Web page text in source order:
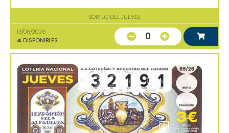
SORTEO DEL JUEVES
13/08/2026
4 DISPONIBLES 0